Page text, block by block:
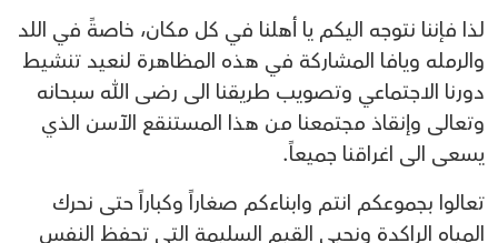
لذا فإننا نتوجه اليكم يا أهلنا في كل مكان، خاصةً في اللد
والرمله ويافا المشاركة في هذه المظاهرة لنعيد تنشيط
دورنا الاجتماعي وتصويب طريقنا الى رضى الله سبحانه
وتعالى وإنقاذ مجتمعنا من هذا المستنقع الآسن الذي
يسعى الى اغراقنا جميعاً.
تعالوا بجموعكم انتم وابناءكم صغاراً وكباراً حتى نحرك
المياه الراكدة ونحيي القيم السليمة التي تحفظ النفس